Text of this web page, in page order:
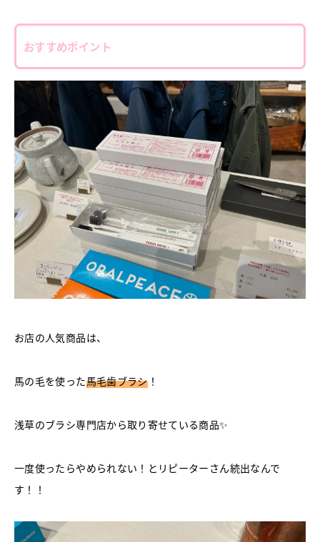
おすすめポイント
お店の人気商品は、
馬の毛を使った馬毛歯ブラシ！
浅草のブラシ専門店から取り寄せている商品✨
一度使ったらやめられない！とリピーターさん続出なんで
す！！